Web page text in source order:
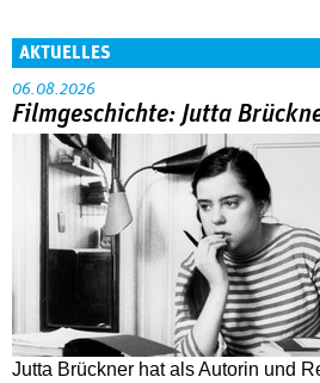
AKTUELLES
06.08.2026
Filmgeschichte: Jutta
Jutta Brückner hat als Autorin und